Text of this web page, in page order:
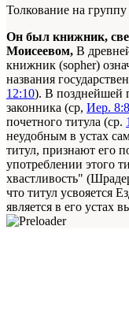
Толкование на группу
Он был книжник,
Моисеевом, В
книжник (sopher)
названия
12:10). В позднейшей
законника (ср, Иер. 8:8
почетного титула (ср.
неудобным в устах
титул, признают его
употреблении этого
хвастливость"
что титул усвояется
является в его устах